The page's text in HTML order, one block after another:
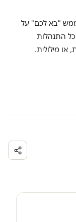
"בא לכם" על
מילולית.